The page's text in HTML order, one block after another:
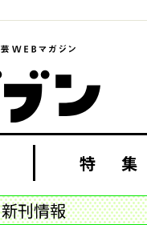
特 集
新刊情報